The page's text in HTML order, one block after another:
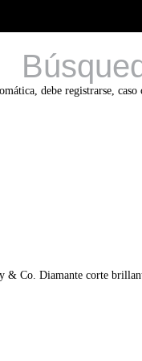
debe registrarse,
Co. Diamante corte